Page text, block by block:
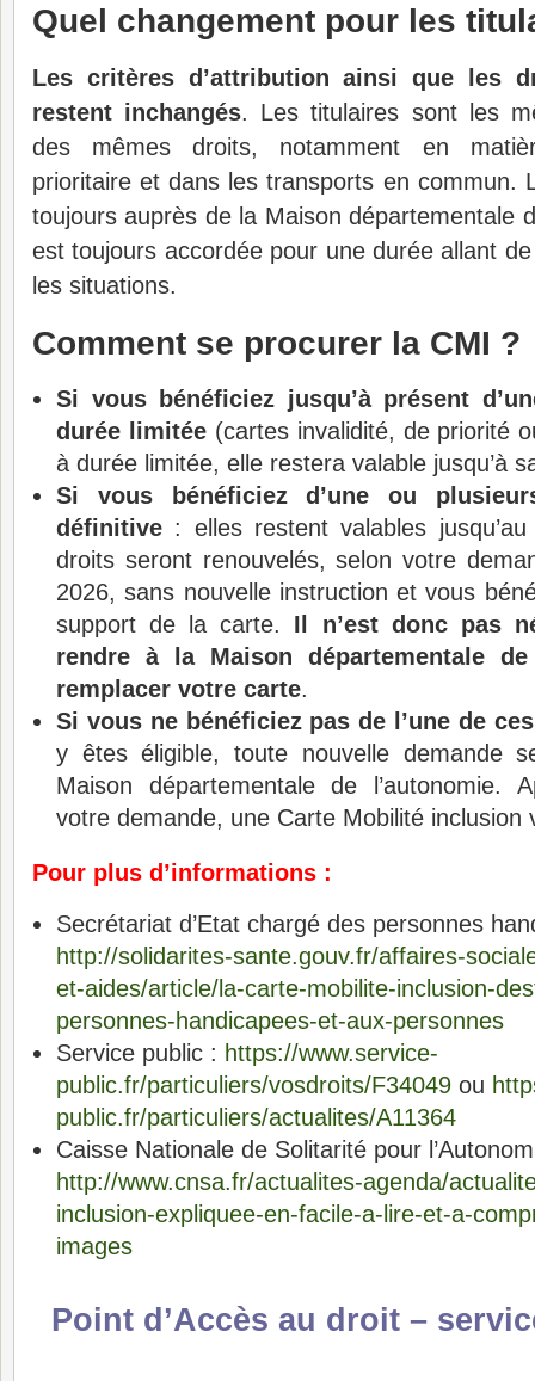
Quel changement pour les
Les critères d’attribution ainsi que les
restent inchangés. Les titulaires sont les
des mêmes droits, notamment en
prioritaire et dans les transports en commun.
toujours auprès de la Maison départementale
est toujours accordée pour une durée allant
les situations.
Comment se procurer la CMI ?
Si vous bénéficiez jusqu’à présent
durée limitée(cartes invalidité, de priorité
à durée limitée, elle restera valable jusqu’à
Si vous bénéficiez d’une ou
définitive : elles restent valables
droits seront renouvelés, selon votre
2026, sans nouvelle instruction et vous
support de la carte. Il n’est donc pas
rendre à la Maison départementale de
remplacer votre carte.
Si vous ne bénéficiez pas de l’une de
y êtes éligible, toute nouvelle demande
Maison départementale de l’autonomie.
votre demande, une Carte Mobilité inclusion
Pour plus d’informations :
Secrétariat d’Etat chargé des personnes
http://solidarites-sante.gouv.fr/affaires-
et-aides/article/la-carte-mobilite-inclusion-
personnes-handicapees-et-aux-personnes
Service public : https://www.service-
public.fr/particuliers/vosdroits/F34049 ou
public.fr/particuliers/actualites/A11364
Caisse Nationale de Solitarité pour
http://www.cnsa.fr/actualites-agenda/
inclusion-expliquee-en-facile-a-lire-et-a-
images
Point d’Accès au droit –